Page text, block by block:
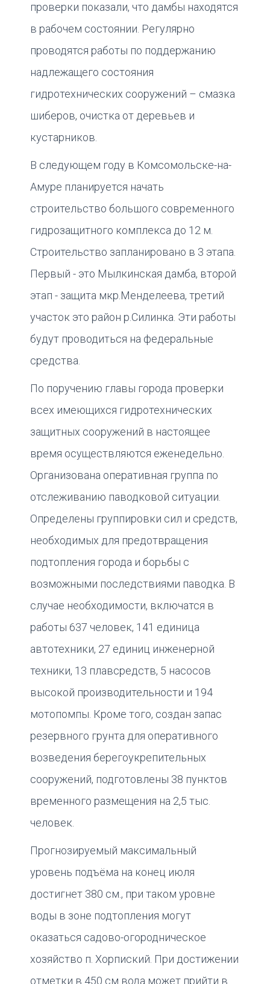
проверки показали, что дамбы находятся
в рабочем состоянии. Регулярно
проводятся работы по поддержанию
надлежащего состояния
гидротехнических сооружений – смазка
шиберов, очистка от деревьев и
кустарников.
В следующем году в Комсомольске-на-
Амуре планируется начать
строительство большого современного
гидрозащитного комплекса до 12 м.
Строительство запланировано в 3 этапа.
Первый - это Мылкинская дамба, второй
этап - защита мкр.Менделеева, третий
участок это район р.Силинка. Эти работы
будут проводиться на федеральные
средства.
По поручению главы города проверки
всех имеющихся гидротехнических
защитных сооружений в настоящее
время осуществляются еженедельно.
Организована оперативная группа по
отслеживанию паводковой ситуации.
Определены группировки сил и средств,
необходимых для предотвращения
подтопления города и борьбы с
возможными последствиями паводка. В
случае необходимости, включатся в
работы 637 человек, 141 единица
автотехники, 27 единиц инженерной
техники, 13 плавсредств, 5 насосов
высокой производительности и 194
мотопомпы. Кроме того, создан запас
резервного грунта для оперативного
возведения берегоукрепительных
сооружений, подготовлены 38 пунктов
временного размещения на 2,5 тыс.
человек.
Прогнозируемый максимальный
уровень подъёма на конец июля
достигнет 380 см., при таком уровне
воды в зоне подтопления могут
оказаться садово-огородническое
хозяйство п. Хорпиский. При достижении
отметки в 450 см вода может прийти в